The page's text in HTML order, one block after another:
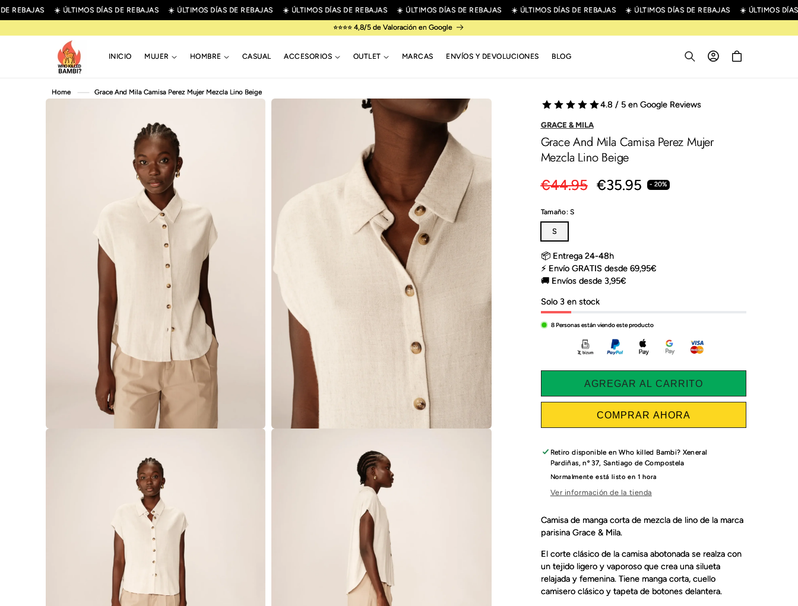
☀️ ÚLTIMOS DÍAS DE REBAJAS ☀️ ÚLTIMOS DÍAS DE REBAJAS ☀️ ÚLTIMOS DÍAS DE REBAJAS ☀️ ÚLTIMOS DÍAS DE REBAJAS ☀️ ÚLTIMOS DÍAS DE REBAJAS ☀️ ÚLTIMOS DÍAS DE REBAJAS ☀️ ÚLTIMOS DÍAS
⭐⭐⭐⭐ 4,8/5 de Valoración en Google
INICIO MUJER HOMBRE CASUAL ACCESORIOS OUTLET MARCAS ENVÍOS Y DEVOLUCIONES BLOG
Iniciar
sesión
Carrito
Home Grace And Mila Camisa Perez Mujer Mezcla Lino Beige
IR
DIRECTAMENTE
4.8 / 5 en Google Reviews
GRACE & MILA
Grace And Mila Camisa Perez Mujer
Mezcla Lino Beige
Precio
habitual
€44.95 Precio
€35.95 - 20%
Tamaño:S
S
📦 Entrega 24-48h
⚡ Envío GRATIS desde 69,95€
🚚 Envíos desde 3,95€
Solo 3 en stock
8Personas están viendo este producto
AGREGAR AL CARRITO
COMPRAR AHORA
Retiro disponible enWho killed Bambi? Xeneral
Pardiñas, nº 37, Santiago de Compostela
Normalmente está listo en 1 hora
Ver información de la tienda
Camisa de manga corta de mezcla de lino de la marca
parisina Grace & Mila.
El corte clásico de la camisa abotonada se realza con
un tejido ligero y vaporoso que crea una silueta
relajada y femenina. Tiene manga corta, cuello
camisero clásico y tapeta de botones delantera.